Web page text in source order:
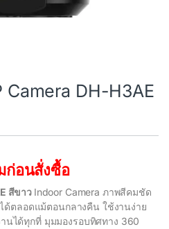
Camera DH-H3AE
ก่อนสั่งซื้อ
สีขาว Indoor Camera ภาพสีคมชัด
ด้ตลอดแม้ตอนกลางคืน ใช้งานง่าย
นได้ทุกที่ มุมมองรอบทิศทาง 360